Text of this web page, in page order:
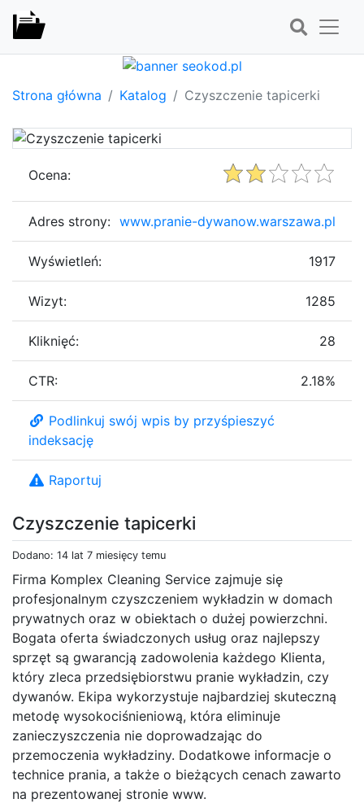
Strona główna Katalog Czyszczenie tapicerki
Czyszczenie tapicerki
Dodano: 14 lat 7 miesięcy temu
Firma Komplex Cleaning Service zajmuje się
profesjonalnym czyszczeniem wykładzin w domach
prywatnych oraz w obiektach o dużej powierzchni.
Bogata oferta świadczonych usług oraz najlepszy
sprzęt są gwarancją zadowolenia każdego Klienta,
który zleca przedsiębiorstwu pranie wykładzin, czy
dywanów. Ekipa wykorzystuje najbardziej skuteczną
metodę wysokociśnieniową, która eliminuje
zanieczyszczenia nie doprowadzając do
przemoczenia wykładziny. Dodatkowe informacje o
technice prania, a także o bieżących cenach zawarto
na prezentowanej stronie www.
Ocena:
Adres strony: www.pranie-dywanow.warszawa.pl
Wyświetleń: 1917
Wizyt: 1285
Kliknięć: 28
CTR: 2.18%
Podlinkuj swój wpis by przyśpieszyć
indeksację
Raportuj